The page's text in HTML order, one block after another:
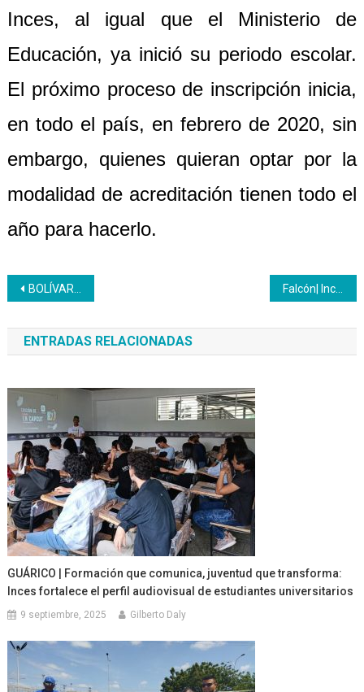
Inces, al igual que el Ministerio de
Educación, ya inició su periodo escolar.
El próximo proceso de inscripción inicia,
en todo el país, en febrero de 2020, sin
embargo, quienes quieran optar por la
modalidad de acreditación tienen todo el
año para hacerlo.
Navegación
de
entradas
BOLÍVAR | 14 personas fueron acreditadas en el sector penitenciario Falcón| Inces participó en la I Vitrina Turística de Paraguaná
ENTRADAS RELACIONADAS
GUÁRICO | Formación que comunica, juventud que transforma:
Inces fortalece el perfil audiovisual de estudiantes universitarios
9 septiembre, 2025 Gilberto Daly